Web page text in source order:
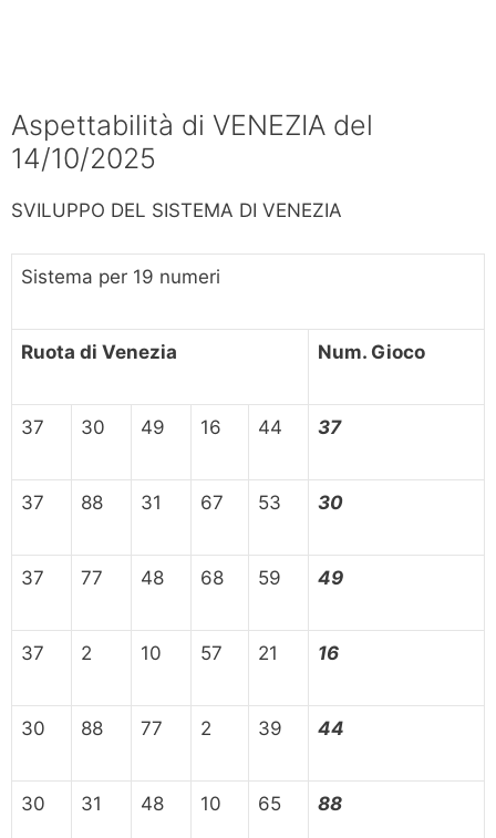
Aspettabilità di VENEZIA del
14/10/2025
SVILUPPO DEL SISTEMA DI VENEZIA
Sistema per 19 numeri
Ruota di Venezia Num. Gioco
37 30 49 16 44 37
37 88 31 67 53 30
37 77 48 68 59 49
37 2 10 57 21 16
30 88 77 2 39 44
30 31 48 10 65 88